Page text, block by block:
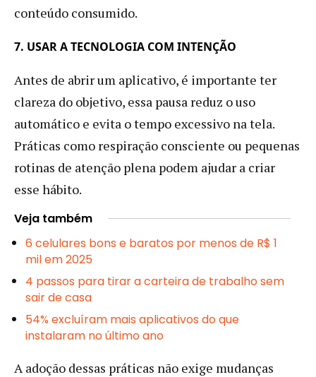
conteúdo consumido.
7. USAR A TECNOLOGIA COM INTENÇÃO
Antes de abrir um aplicativo, é importante ter
clareza do objetivo, essa pausa reduz o uso
automático e evita o tempo excessivo na tela.
Práticas como respiração consciente ou pequenas
rotinas de atenção plena podem ajudar a criar
esse hábito.
Veja também
6 celulares bons e baratos por menos de R$ 1
mil em 2025
4 passos para tirar a carteira de trabalho sem
sair de casa
54% excluíram mais aplicativos do que
instalaram no último ano
A adoção dessas práticas não exige mudanças